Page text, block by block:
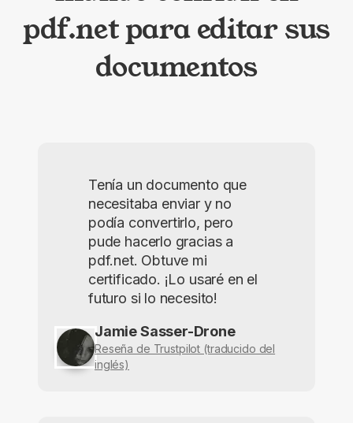
pdf.net para editar sus
documentos
Tenía un documento que
necesitaba enviar y no
podía convertirlo, pero
pude hacerlo gracias a
pdf.net. Obtuve mi
certificado. ¡Lo usaré en el
futuro si lo necesito!
Jamie Sasser-Drone
Reseña de Trustpilot (traducido del
inglés)